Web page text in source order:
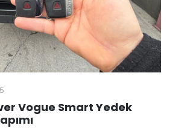
Vogue Smart Yedek